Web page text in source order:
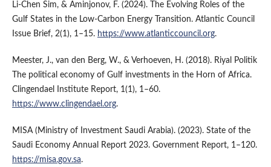
Li-Chen Sim, & Aminjonov, F. (2024). The Evolving Roles of the
Gulf States in the Low-Carbon Energy Transition. Atlantic Council
Issue Brief, 2(1), 1–15. https://www.atlanticcouncil.org.
Meester, J., van den Berg, W., & Verhoeven, H. (2018). Riyal Politik
The political economy of Gulf investments in the Horn of Africa.
Clingendael Institute Report, 1(1), 1–60.
https://www.clingendael.org.
MISA (Ministry of Investment Saudi Arabia). (2023). State of the
Saudi Economy Annual Report 2023. Government Report, 1–120.
https://misa.gov.sa.